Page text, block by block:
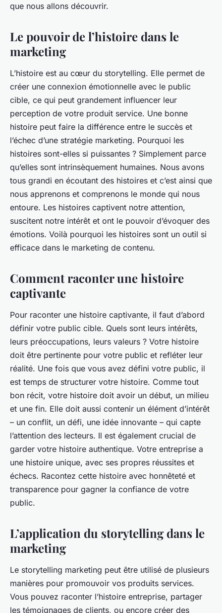
que nous allons découvrir.
Le pouvoir de l’histoire dans le
marketing
L’histoire est au cœur du storytelling. Elle permet de
créer une connexion émotionnelle avec le public
cible, ce qui peut grandement influencer leur
perception de votre produit service. Une bonne
histoire peut faire la différence entre le succès et
l’échec d’une stratégie marketing. Pourquoi les
histoires sont-elles si puissantes ? Simplement parce
qu’elles sont intrinsèquement humaines. Nous avons
tous grandi en écoutant des histoires et c’est ainsi que
nous apprenons et comprenons le monde qui nous
entoure. Les histoires captivent notre attention,
suscitent notre intérêt et ont le pouvoir d’évoquer des
émotions. Voilà pourquoi les histoires sont un outil si
efficace dans le marketing de contenu.
Comment raconter une histoire
captivante
Pour raconter une histoire captivante, il faut d’abord
définir votre public cible. Quels sont leurs intérêts,
leurs préoccupations, leurs valeurs ? Votre histoire
doit être pertinente pour votre public et refléter leur
réalité. Une fois que vous avez défini votre public, il
est temps de structurer votre histoire. Comme tout
bon récit, votre histoire doit avoir un début, un milieu
et une fin. Elle doit aussi contenir un élément d’intérêt
– un conflit, un défi, une idée innovante – qui capte
l’attention des lecteurs. Il est également crucial de
garder votre histoire authentique. Votre entreprise a
une histoire unique, avec ses propres réussites et
échecs. Racontez cette histoire avec honnêteté et
transparence pour gagner la confiance de votre
public.
L’application du storytelling dans le
marketing
Le storytelling marketing peut être utilisé de plusieurs
manières pour promouvoir vos produits services.
Vous pouvez raconter l’histoire entreprise, partager
les témoignages de clients, ou encore créer des